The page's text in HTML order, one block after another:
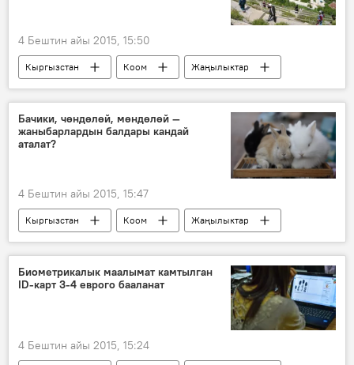
4 Бештин айы 2015, 15:50
Кыргызстан Коом
Жаңылыктар
Сирия
Ош
Сүйүн Өмүрзаков
Бачики, чөндөлөй, мөндөлөй —
жаныбарлардын балдары кандай
аталат?
4 Бештин айы 2015, 15:47
Кыргызстан Коом
Жаңылыктар
бала
мал
жаныбарлар
Биометрикалык маалымат камтылган
ID-карт 3-4 еврого бааланат
4 Бештин айы 2015, 15:24